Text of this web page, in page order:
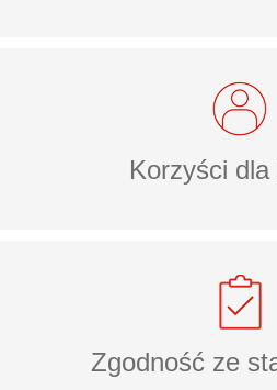
Korzyści dla
Zgodność ze